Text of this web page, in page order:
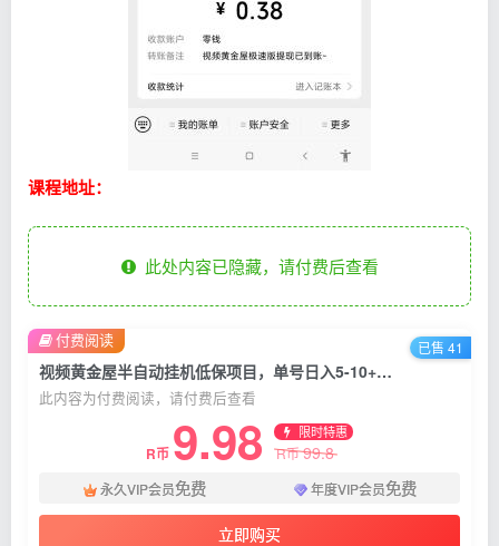
课程地址：
此处内容已隐藏，请付费后查看
视频黄金屋半自动挂机低保项目，单号日入5-10+，提现秒到账
此内容为付费阅读，请付费后查看
R币 9.98 限时特惠
R币99.8
永久VIP会员免费 年度VIP会员免费
立即购买
付费阅读 已售 41